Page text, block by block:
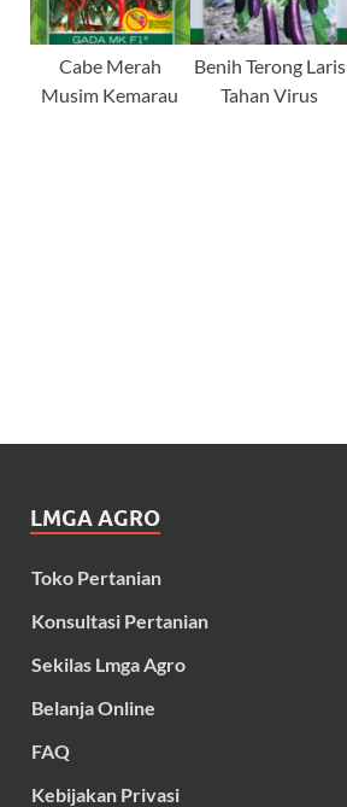
Cabe Merah
Musim Kemarau
Benih Terong Laris
Tahan Virus
LMGA AGRO
Toko Pertanian
Konsultasi Pertanian
Sekilas Lmga Agro
Belanja Online
FAQ
Kebijakan Privasi